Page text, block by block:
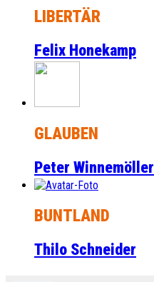
LIBERTÄR
Felix Honekamp
GLAUBEN
Peter Winnemöller
BUNTLAND
Thilo Schneider